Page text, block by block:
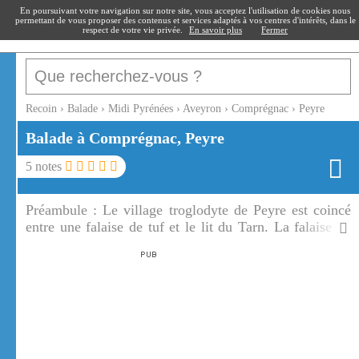
recoin.fr
Recoin › Balade › Midi Pyrénées › Aveyron › Comprégnac › Peyre
Balade à Comprégnac, Peyre
5 notes
Préambule :Le village troglodyte de Peyre est coincé
entre une falaise de tuf et le lit du Tarn. La falaise de
En poursuivant votre navigation sur notre site, vous acceptez l'utilisation de cookies nous
permettant de vous proposer des contenus et services adaptés à vos centres d'intérêts, dans le
respect de votre vie privée.
En savoir plus Fermer